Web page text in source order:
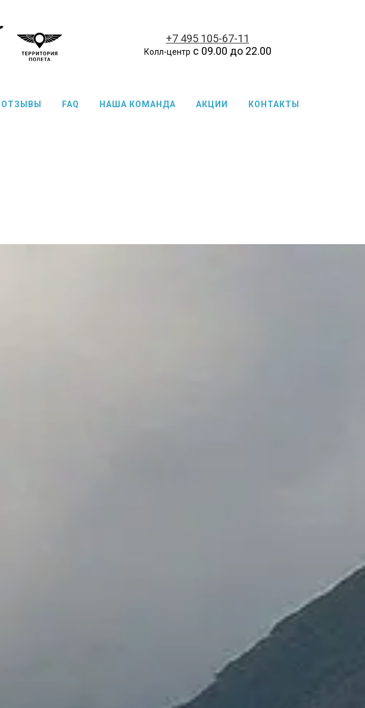
+7 495 105-67-11
Колл-центр с 09.00 до 22.00
ОТЗЫВЫ FAQ НАША КОМАНДА АКЦИИ КОНТАКТЫ